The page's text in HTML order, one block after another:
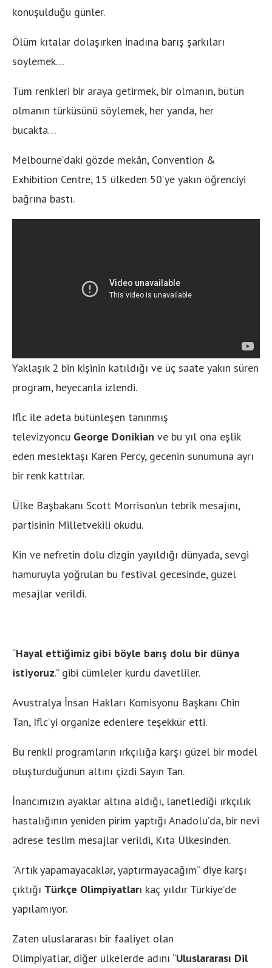
konuşulduğu günler.
Ölüm kıtalar dolaşırken inadına barış şarkıları
söylemek…
Tüm renkleri bir araya getir­mek, bir olmanın, bütün
olmanın türküsünü söylemek, her yanda, her
bucakta…
Melbourne’daki gözde mekân, Convention &
Exhibition Centre, 15 ülkeden 50’ye yakın öğrenciyi
bağrına bastı.
Yaklaşık 2 bin kişinin katıldığı ve üç saate yakın süren
program, heyecanla izlendi.
Iflc ile adeta bütünleşen tanınmış
televizyoncu George Donikian ve bu yıl ona eşlik
eden meslektaşı Karen Percy, gecenin sunumuna ayrı
bir renk kattılar.
Ülke Başbakanı Scott Morrison’un tebrik mesajını,
partisinin Milletvekili okudu.
Kin ve nefretin dolu dizgin yayıldığı dünyada, sevgi
hamuruyla yoğrulan bu festival gecesinde, güzel
mesajlar verildi.
“Hayal ettiğimiz gibi böyle barış dolu bir dünya
istiyoruz.” gibi cümleler kurdu davetliler.
Avustralya İnsan Hakları Komisyonu Başkanı Chin
Tan, Iflc’yi organize edenlere teşekkür etti.
Bu renkli programların ırkçılığa karşı güzel bir model
oluşturduğunun altını çizdi Sayın Tan.
İnancımızın ayaklar altına aldığı, lanetlediği ırkçılık
hastalığının yeniden pirim yaptığı Anadolu’da, bir nevi
adrese teslim mesajlar verildi, Kıta Ülkesinden.
“Artık yapamayacaklar, yaptırmayacağım” diye karşı
çıktığı Türkçe Olimpiyatları kaç yıldır Türkiye’de
yapılamıyor.
Zaten uluslararası bir faaliyet olan
Olimpiyatlar, diğer ülkelerde adını “Uluslararası Dil